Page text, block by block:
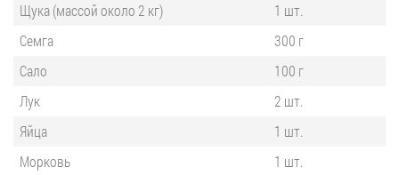
Щука (массой около 2 кг)
1 шт.
Семга
300 г
Сало
100 г
Лук
2 шт.
Яйца
1 шт.
Морковь
1 шт.